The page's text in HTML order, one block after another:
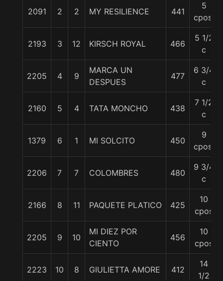
2091 2 2 MY RESILIENCE 441
5
cpos.
2193 3 12 KIRSCH ROYAL 466
5 1/2
c
2205 4 9
MARCA UN
DESPUES
477
6 3/4
c
2160 5 4 TATA MONCHO 438
7 1/2
c
1379 6 1 MI SOLCITO 450
9
cpos.
2206 7 7 COLOMBRES 480
9 3/4
c
2166 8 11 PAQUETE PLATICO 425
10
cpos
2205 9 10
MI DIEZ POR
CIENTO
456
10
cpos
2223 10 8 GIULIETTA AMORE 412
14
1/2